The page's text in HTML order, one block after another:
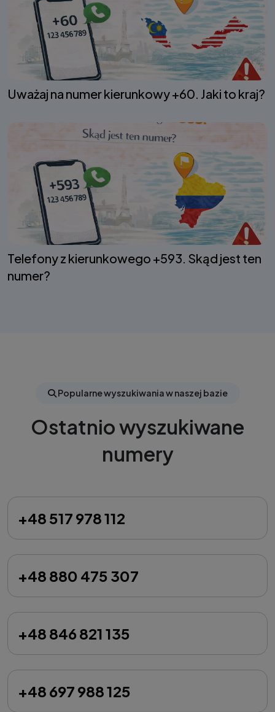
Uważaj na numer kierunkowy +60. Jaki to kraj?
Telefony z kierunkowego +593. Skąd jest ten
numer?
Popularne wyszukiwania w naszej bazie
Ostatnio wyszukiwane
numery
+48 517 978 112
+48 880 475 307
+48 846 821 135
+48 697 988 125